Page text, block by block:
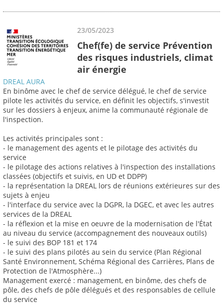
23/05/2023
Chef(fe) de service Prévention
des risques industriels, climat
air énergie
DREAL AURA
En binôme avec le chef de service délégué, le chef de service
pilote les activités du service, en définit les objectifs, s'investit
sur les dossiers à enjeux, anime la communauté régionale de
l'inspection.
Les activités principales sont :
- le management des agents et le pilotage des activités du
service
- le pilotage des actions relatives à l'inspection des installations
classées (objectifs et suivis, en UD et DDPP)
- la représentation la DREAL lors de réunions extérieures sur des
sujets à enjeu
- l'interface du service avec la DGPR, la DGEC, et avec les autres
services de la DREAL
- la réflexion et la mise en oeuvre de la modernisation de l'État
au niveau du service (accompagnement des nouveaux outils)
- le suivi des BOP 181 et 174
- le suivi des plans pilotés au sein du service (Plan Régional
Santé Environnement, Schéma Régional des Carrières, Plans de
Protection de l'Atmosphère...)
Management exercé : management, en binôme, des chefs de
pôle, des chefs de pôle délégués et des responsables de cellule
du service